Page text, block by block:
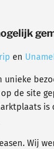
en
unieke
de site
Wij